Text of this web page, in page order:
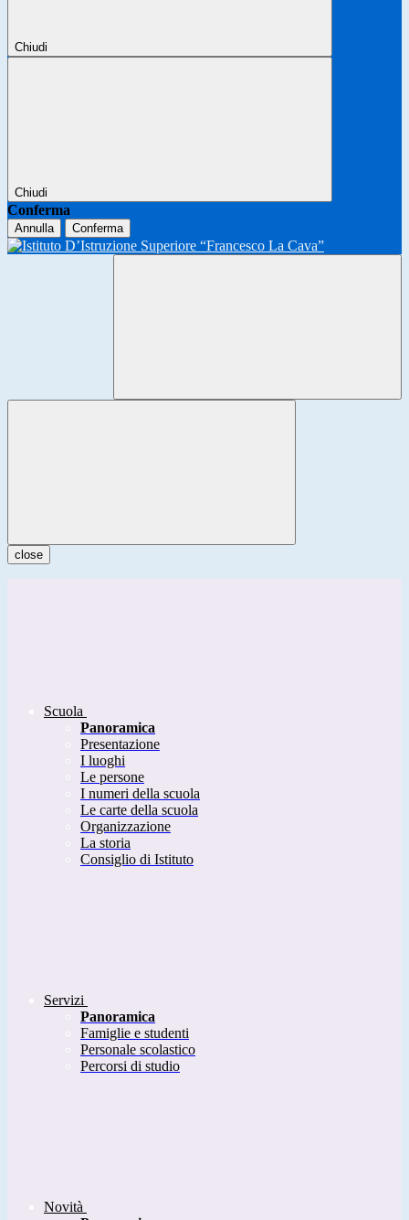
Chiudi
Chiudi
Conferma
Annulla Conferma
close
Scuola
Panoramica
Presentazione
I luoghi
Le persone
I numeri della scuola
Le carte della scuola
Organizzazione
La storia
Consiglio di Istituto
Servizi
Panoramica
Famiglie e studenti
Personale scolastico
Percorsi di studio
Novità